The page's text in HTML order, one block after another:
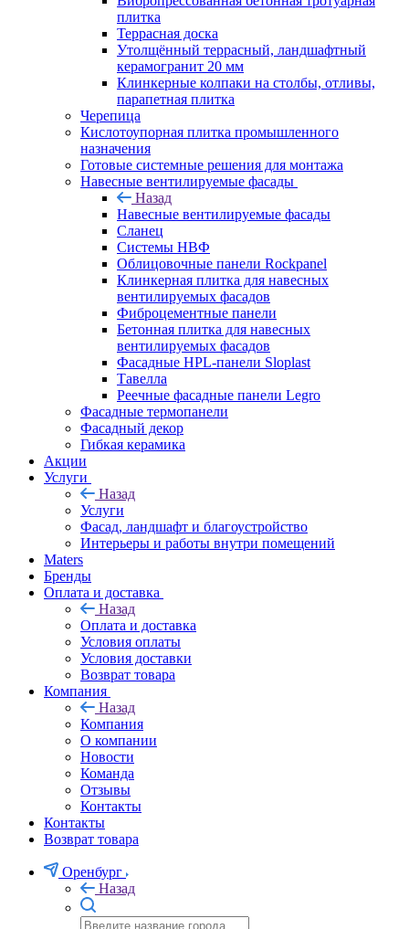
плитка
Террасная доска
Утолщённый террасный, ландшафтный
керамогранит 20 мм
Клинкерные колпаки на столбы, отливы,
парапетная плитка
Черепица
Кислотоупорная плитка промышленного
назначения
Готовые системные решения для монтажа
Навесные вентилируемые фасады
Назад
Навесные вентилируемые фасады
Сланец
Системы НВФ
Облицовочные панели Rockpanel
Клинкерная плитка для навесных
вентилируемых фасадов
Фиброцементные панели
Бетонная плитка для навесных
вентилируемых фасадов
Фасадные HPL-панели Sloplast
Тавелла
Реечные фасадные панели Legro
Фасадные термопанели
Фасадный декор
Гибкая керамика
Акции
Услуги
Назад
Услуги
Фасад, ландшафт и благоустройство
Интерьеры и работы внутри помещений
Maters
Бренды
Оплата и доставка
Назад
Оплата и доставка
Условия оплаты
Условия доставки
Возврат товара
Компания
Назад
Компания
О компании
Новости
Команда
Отзывы
Контакты
Контакты
Возврат товара
Оренбург
Назад